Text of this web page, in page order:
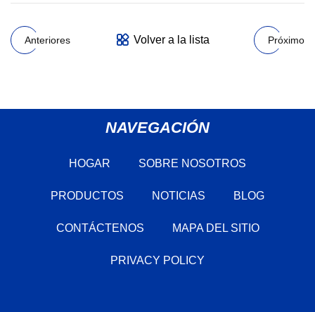
Anteriores Volver a la lista Próximo
NAVEGACIÓN
HOGAR SOBRE NOSOTROS
PRODUCTOS NOTICIAS BLOG
CONTÁCTENOS MAPA DEL SITIO
PRIVACY POLICY